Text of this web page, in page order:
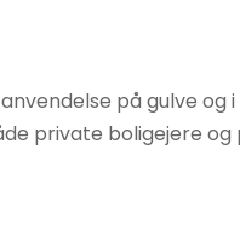
på gulve og
private boligejere